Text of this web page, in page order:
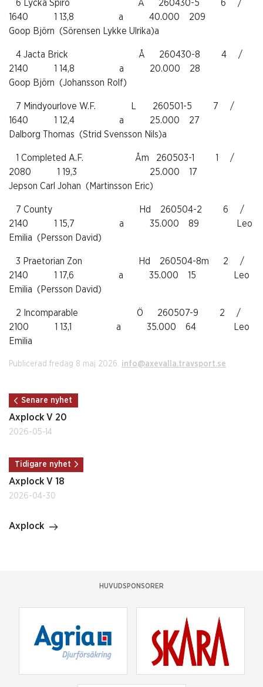
6 Lycka Spiro Å 260430-5 6 /
1640 1 13,8 a 40.000 209
Goop Björn (Sörensen Lykke Ulrika)a
4 Jacta Brick Å 260430-8 4 /
2140 1 14,8 a 20.000 28
Goop Björn (Johansson Rolf)
7 Mindyourlove W.F. L 260501-5 7 /
1640 1 12,4 a 25.000 27
Dalborg Thomas (Strid Svensson Nils)a
1 Completed A.F. Åm 260503-1 1 /
2080 1 19,3 25.000 17
Jepson Carl Johan (Martinsson Eric)
7 County Hd 260504-2 6 /
2140 1 15,7 a 35.000 89 Leo
Emilia (Persson David)
3 Praetorian Zon Hd 260504-8m 2 /
2140 1 17,6 a 35.000 15 Leo
Emilia (Persson David)
2 Incomparable Ö 260507-9 2 /
2100 1 13,1 a 35.000 64 Leo
Emilia
Publicerad fredag 8 maj 2026. info@axevalla.travsport.se
Senare nyhet
Axplock V 20
2026-05-14
Tidigare nyhet
Axplock V 18
2026-04-30
Axplock
HUVUDSPONSORER